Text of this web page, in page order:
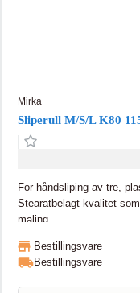
Mirka
Sliperull M/S/L K80
For håndsliping av tre,
Stearatbelagt kvalitet
maling
Bestillingsvare
Bestillingsvare